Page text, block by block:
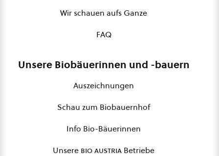
Wir schauen aufs Ganze
FAQ
Unsere Biobäuerinnen und -bauern
Auszeichnungen
Schau zum Biobauernhof
Info Bio-Bäuerinnen
Unsere bio austria Betriebe